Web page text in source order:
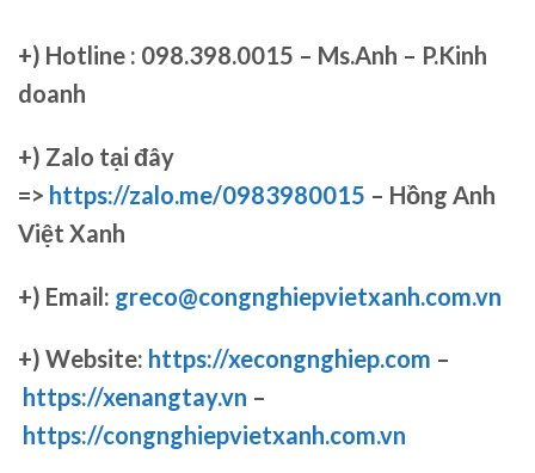
+) Hotline : 098.398.0015 – Ms.Anh – P.Kinh
doanh
+) Zalo tại đây
=> https://zalo.me/0983980015 – Hồng Anh
Việt Xanh
+) Email: greco@congnghiepvietxanh.com.vn
+) Website: https://xecongnghiep.com –
https://xenangtay.vn –
https://congnghiepvietxanh.com.vn